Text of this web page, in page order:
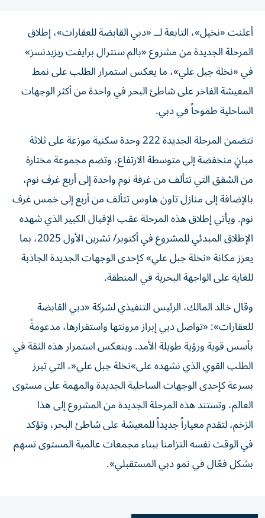
أعلنت «نخيل»، التابعة لــ «دبي القابضة للعقارات»، إطلاق
المرحلة الجديدة من مشروع «بالم سنترال برايفت ريزيدنسز»
في «نخلة جبل علي»، ما يعكس استمرار الطلب على نمط
المعيشة الفاخر على شاطئ البحر في واحدة من أكثر الوجهات
الساحلية طموحاً في دبي.
تتضمن المرحلة الجديدة 222 وحدة سكنية موزعة على ثلاثة
مبانٍ منخفضة إلى متوسطة الارتفاع، وتضم مجموعة مختارة
من الشقق التي تتألف من غرفة نوم واحدة إلى أربع غرف نوم،
بالإضافة إلى منازل تاون هاوس تتألف من أربع إلى خمس غرف
نوم. ويأتي إطلاق هذه المرحلة عقب الإقبال الكبير الذي شهده
الإطلاق المبدئي للمشروع في أكتوبر/ تشرين الأول 2025، بما
يعزز مكانة «نخلة جبل علي» كإحدى الوجهات الجديدة الجاذبة
للغاية على الواجهة البحرية في المنطقة.
وقال خالد المالك، الرئيس التنفيذي لشركة «دبي القابضة
للعقارات»: «تواصل دبي إبراز مرونتها واستقرارها، مدعومةً
بأسس قوية ورؤية طويلة الأمد. وينعكس استمرار هذه الثقة في
الطلب القوي الذي نشهده على»نخلة جبل علي«، التي تبرز
بسرعة كإحدى الوجهات الساحلية الجديدة والمهمة على مستوى
العالم، وتستند هذه المرحلة الجديدة من المشروع إلى هذا
الزخم، لتقدم معياراً جديداً للمعيشة على شاطئ البحر، وتؤكد
في الوقت نفسه التزامنا ببناء مجمعات عالمية المستوى تسهم
بشكل فعّال في نمو دبي المستقبلي».